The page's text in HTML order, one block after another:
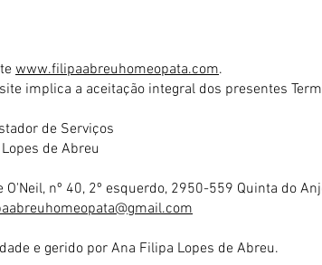
www.filipaabreuhomeopata.com.
implica a aceitação integral dos presentes
de Serviços
de Abreu
O'Neil, nº 40, 2º esquerdo, 2950-559 Quinta do
e gerido por Ana Filipa Lopes de Abreu.